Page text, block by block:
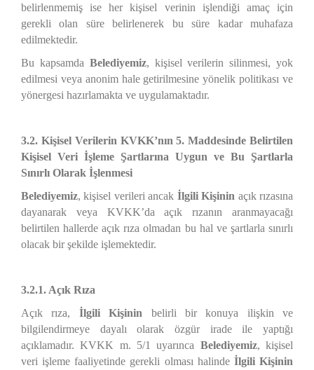
belirlenmemiş ise her kişisel verinin işlendiği amaç için
gerekli olan süre belirlenerek bu süre kadar muhafaza
edilmektedir.
Bu kapsamda Belediyemiz, kişisel verilerin silinmesi, yok
edilmesi veya anonim hale getirilmesine yönelik politikası ve
yönergesi hazırlamakta ve uygulamaktadır.
3.2. Kişisel Verilerin KVKK’nın 5. Maddesinde Belirtilen
Kişisel Veri İşleme Şartlarına Uygun ve Bu Şartlarla
Sınırlı Olarak İşlenmesi
Belediyemiz, kişisel verileri ancak İlgili Kişinin açık rızasına
dayanarak veya KVKK’da açık rızanın aranmayacağı
belirtilen hallerde açık rıza olmadan bu hal ve şartlarla sınırlı
olacak bir şekilde işlemektedir.
3.2.1. Açık Rıza
Açık rıza, İlgili Kişinin belirli bir konuya ilişkin ve
bilgilendirmeye dayalı olarak özgür irade ile yaptığı
açıklamadır. KVKK m. 5/1 uyarınca Belediyemiz, kişisel
veri işleme faaliyetinde gerekli olması halinde İlgili Kişinin